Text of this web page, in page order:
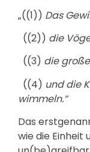
„((1)) Das
((2)) die
((3) die
((4) und die
wimmeln.“
Das
wie die Einheit